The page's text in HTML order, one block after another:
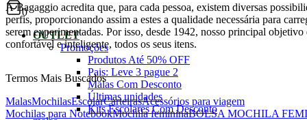
0
OUTLET
Promoções
Produtos Até 50% OFF
Pais: Leve 3 pague 2
Malas Com Desconto
Últimas unidades
Kits Escolares Com Desconto
A Bagaggio acredita que, para cada pessoa, existem diversas
perfis, proporcionando assim a estes a qualidade necessária para
serem experimentadas. Por isso, desde 1942, nosso principal
confortável e inteligente, todos os seus itens.
Termos Mais Buscados
MalasMochilasEscolarCarteirasAcessórios para viagem
Mochilas para NotebookMochila femininaBOLSA MOCHILA